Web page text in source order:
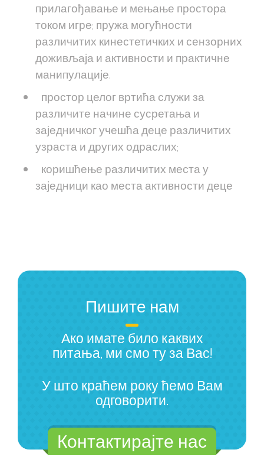
прилагођавање и мењање простора
током игре; пружа могућности
различитих кинестетичких и сензорних
доживљаја и активности и практичне
манипулације.
простор целог вртића служи за
различите начине сусретања и
заједничког учешћа деце различитих
узраста и других одраслих;
коришћење различитих места у
заједници као места активности деце
Пишите нам
Ако имате било каквих
питања, ми смо ту за Вас!
У што краћем року ћемо Вам
одговорити.
Контактирајте нас